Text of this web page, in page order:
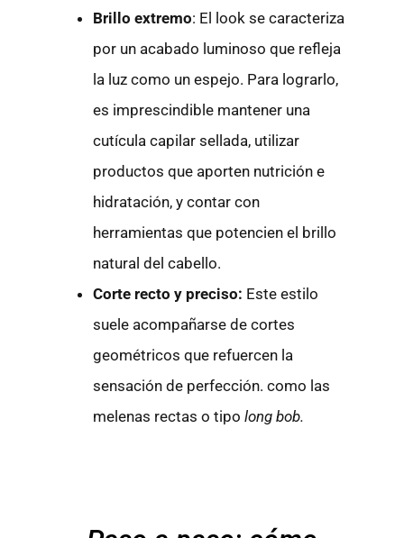
Brillo extremo: El look se caracteriza
por un acabado luminoso que refleja
la luz como un espejo. Para lograrlo,
es imprescindible mantener una
cutícula capilar sellada, utilizar
productos que aporten nutrición e
hidratación, y contar con
herramientas que potencien el brillo
natural del cabello.
Corte recto y preciso: Este estilo
suele acompañarse de cortes
geométricos que refuercen la
sensación de perfección. como las
melenas rectas o tipolong bob.